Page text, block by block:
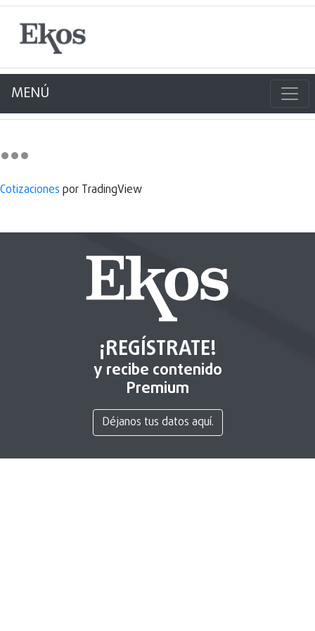
MENÚ
Cotizaciones por TradingView
¡REGÍSTRATE!
y recibe contenido
Premium
Déjanos tus datos aquí.